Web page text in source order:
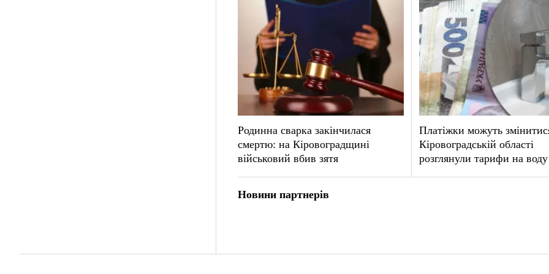
Родинна сварка закінчилася
смертю: на Кіровоградщині
військовий вбив зятя
Платіжки можуть
Кіровоградській області
розглянули тарифи на воду
Новини партнерів